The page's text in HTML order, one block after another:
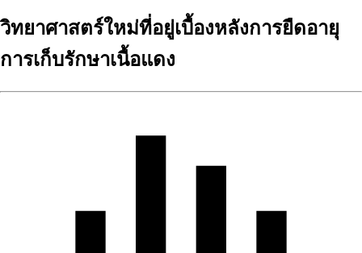
วิทยาศาสตร์ใหม่ที่อยู่เบื้องหลังการยืดอายุ
การเก็บรักษาเนื้อแดง